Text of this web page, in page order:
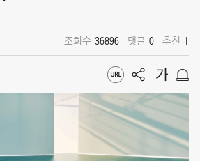
조회수 36896 댓글 0 추천 1